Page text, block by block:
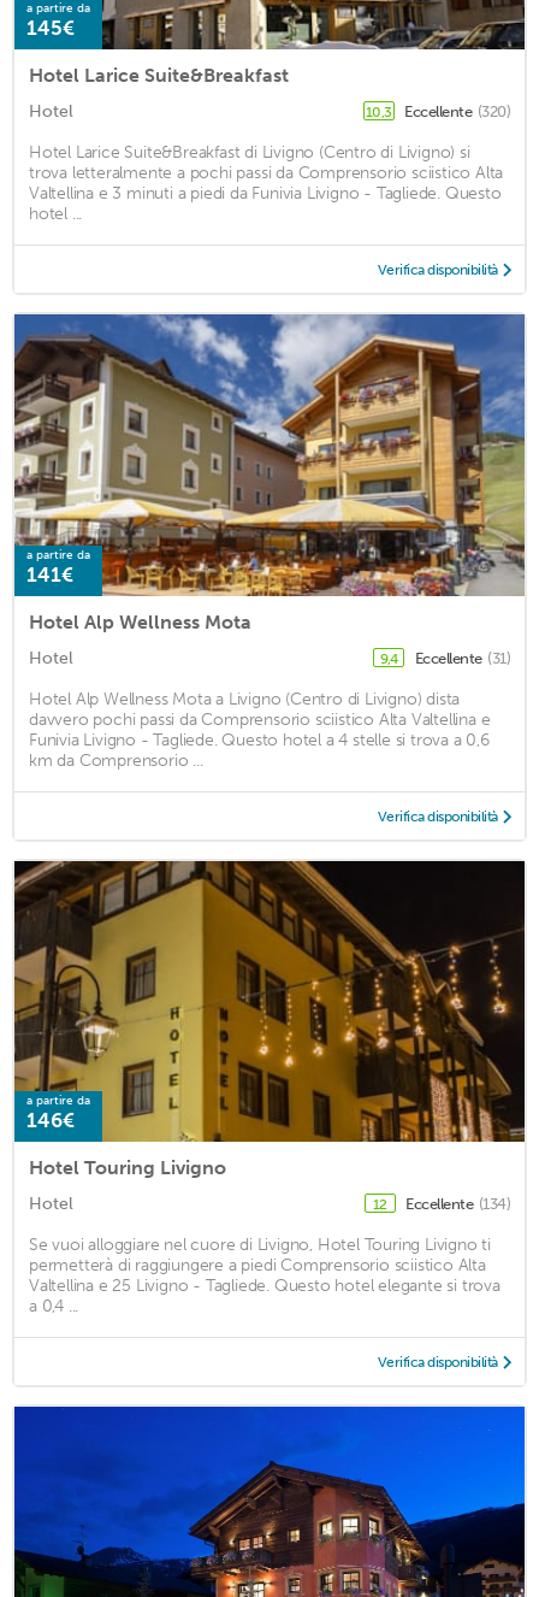
a partire da
145€
Hotel Larice Suite&Breakfast
Hotel 10,3 Eccellente (320)
Hotel Larice Suite&Breakfast di Livigno (Centro di Livigno) si
trova letteralmente a pochi passi da Comprensorio sciistico Alta
Valtellina e 3 minuti a piedi da Funivia Livigno - Tagliede. Questo
hotel ...
Verifica disponibilità
a partire da
141€
Hotel Alp Wellness Mota
Hotel 9,4 Eccellente (31)
Hotel Alp Wellness Mota a Livigno (Centro di Livigno) dista
davvero pochi passi da Comprensorio sciistico Alta Valtellina e
Funivia Livigno - Tagliede. Questo hotel a 4 stelle si trova a 0,6
km da Comprensorio ...
Verifica disponibilità
a partire da
146€
Hotel Touring Livigno
Hotel 12 Eccellente (134)
Se vuoi alloggiare nel cuore di Livigno, Hotel Touring Livigno ti
permetterà di raggiungere a piedi Comprensorio sciistico Alta
Valtellina e 25 Livigno - Tagliede. Questo hotel elegante si trova
a 0,4 ...
Verifica disponibilità